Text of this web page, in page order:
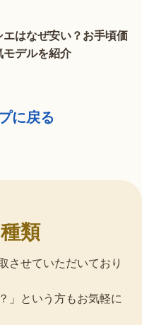
はなぜ安い？お手頃価
デルを紹介
に戻る
類
させていただいており
」という方もお気軽に